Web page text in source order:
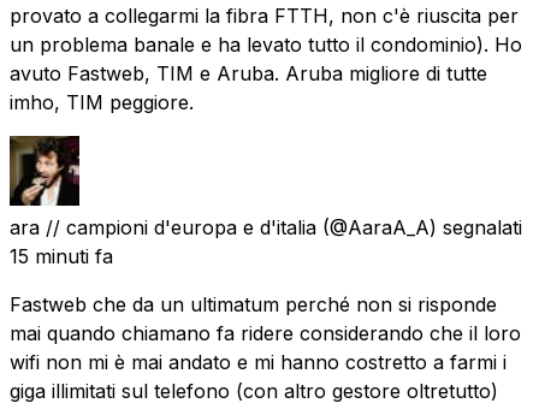
provato a collegarmi la fibra FTTH, non c'è riuscita per
un problema banale e ha levato tutto il condominio). Ho
avuto Fastweb, TIM e Aruba. Aruba migliore di tutte
imho, TIM peggiore.
ara // campioni d'europa e d'italia (@AaraA_A) segnalati
15 minuti fa
Fastweb che da un ultimatum perché non si risponde
mai quando chiamano fa ridere considerando che il loro
wifi non mi è mai andato e mi hanno costretto a farmi i
giga illimitati sul telefono (con altro gestore oltretutto)